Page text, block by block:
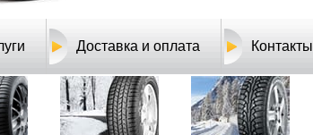
Доставка и оплата Контакты